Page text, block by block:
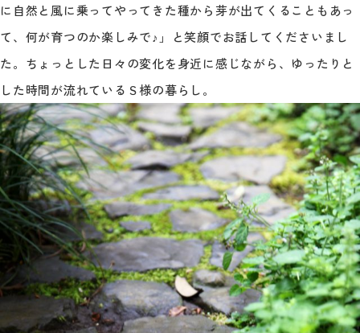
に自然と風に乗ってやってきた種から芽が出てくることもあっ
て、何が育つのか楽しみで♪」と笑顔でお話してくださいまし
た。ちょっとした日々の変化を身近に感じながら、ゆったりと
した時間が流れているＳ様の暮らし。